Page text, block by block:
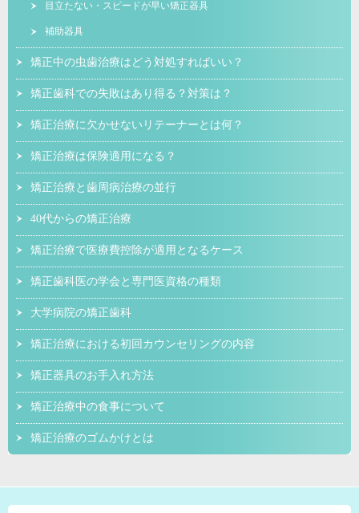
目立たない・スピードが早い矯正器具
補助器具
矯正中の虫歯治療はどう対処すればいい？
矯正歯科での失敗はあり得る？対策は？
矯正治療に欠かせないリテーナーとは何？
矯正治療は保険適用になる？
矯正治療と歯周病治療の並行
40代からの矯正治療
矯正治療で医療費控除が適用となるケース
矯正歯科医の学会と専門医資格の種類
大学病院の矯正歯科
矯正治療における初回カウンセリングの内容
矯正器具のお手入れ方法
矯正治療中の食事について
矯正治療のゴムかけとは